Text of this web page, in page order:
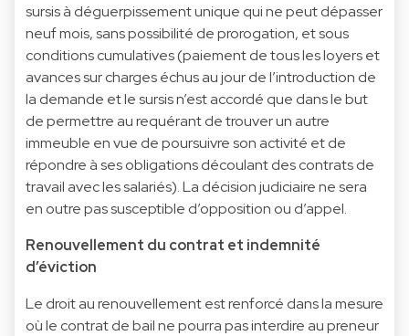
sursis à déguerpissement unique qui ne peut dépasser
neuf mois, sans possibilité de prorogation, et sous
conditions cumulatives (paiement de tous les loyers et
avances sur charges échus au jour de l’introduction de
la demande et le sursis n’est accordé que dans le but
de permettre au requérant de trouver un autre
immeuble en vue de poursuivre son activité et de
répondre à ses obligations découlant des contrats de
travail avec les salariés). La décision judiciaire ne sera
en outre pas susceptible d’opposition ou d’appel.
Renouvellement du contrat et indemnité
d’éviction
Le droit au renouvellement est renforcé dans la mesure
où le contrat de bail ne pourra pas interdire au preneur